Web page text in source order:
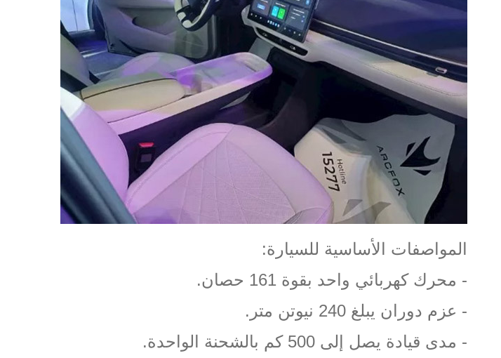
المواصفات الأساسية للسيارة:
- محرك كهربائي واحد بقوة 161 حصان.
- عزم دوران يبلغ 240 نيوتن متر .
- مدى قيادة يصل إلى 500 كم بالشحنة الواحدة.